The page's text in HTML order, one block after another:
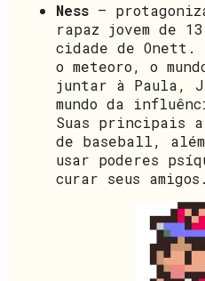
Ness –
rapaz jovem de
cidade de Onett.
o meteoro, o
juntar à Paula,
mundo da
Suas principais
de baseball,
usar poderes
curar seus amigos.